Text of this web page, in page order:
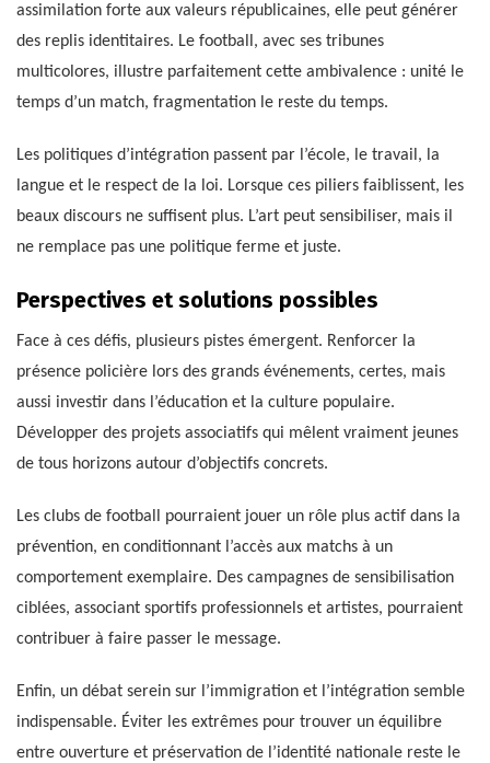
assimilation forte aux valeurs républicaines, elle peut générer
des replis identitaires. Le football, avec ses tribunes
multicolores, illustre parfaitement cette ambivalence : unité le
temps d’un match, fragmentation le reste du temps.
Les politiques d’intégration passent par l’école, le travail, la
langue et le respect de la loi. Lorsque ces piliers faiblissent, les
beaux discours ne suffisent plus. L’art peut sensibiliser, mais il
ne remplace pas une politique ferme et juste.
Perspectives et solutions possibles
Face à ces défis, plusieurs pistes émergent. Renforcer la
présence policière lors des grands événements, certes, mais
aussi investir dans l’éducation et la culture populaire.
Développer des projets associatifs qui mêlent vraiment jeunes
de tous horizons autour d’objectifs concrets.
Les clubs de football pourraient jouer un rôle plus actif dans la
prévention, en conditionnant l’accès aux matchs à un
comportement exemplaire. Des campagnes de sensibilisation
ciblées, associant sportifs professionnels et artistes, pourraient
contribuer à faire passer le message.
Enfin, un débat serein sur l’immigration et l’intégration semble
indispensable. Éviter les extrêmes pour trouver un équilibre
entre ouverture et préservation de l’identité nationale reste le